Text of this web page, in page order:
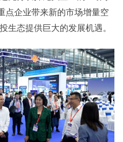
点企业带来新的市场增量空
生态提供巨大的发展机遇。